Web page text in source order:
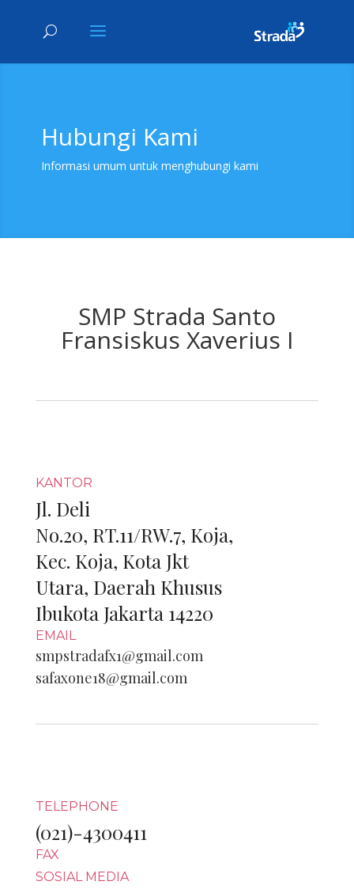
Hubungi Kami
Informasi umum untuk menghubungi kami
SMP Strada Santo
Fransiskus Xaverius I
KANTOR
Jl. Deli
No.20, RT.11/RW.7, Koja,
Kec. Koja, Kota Jkt
Utara, Daerah Khusus
Ibukota Jakarta 14220
EMAIL
smpstradafx1@gmail.com
safaxone18@gmail.com
TELEPHONE
(021)-4300411
FAX
SOSIAL MEDIA